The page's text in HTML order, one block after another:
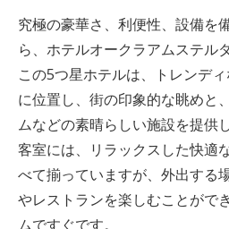
究極の豪華さ、利便性、設備を
ら、ホテルオークラアムステル
この5つ星ホテルは、トレンデ
に位置し、街の印象的な眺めと
ムなどの素晴らしい施設を提供
客室には、リラックスした快適
べて揃っていますが、外出する
やレストランを楽しむことがで
ムですぐです。